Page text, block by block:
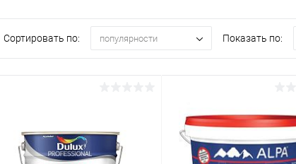
Сортировать по: популярности Показать по: